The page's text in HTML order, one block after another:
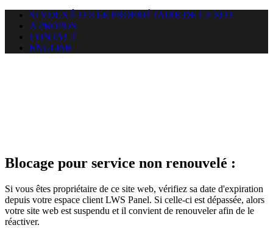
SI VOUS ÊTES LE PROPRIÉTAIRE DE CE SITE
A PROPOS
CONTACT
ENGLISH
Blocage pour service non renouvelé :
Si vous êtes propriétaire de ce site web, vérifiez sa date d'expiration
depuis votre espace client LWS Panel. Si celle-ci est dépassée, alors
votre site web est suspendu et il convient de renouveler afin de le
réactiver.